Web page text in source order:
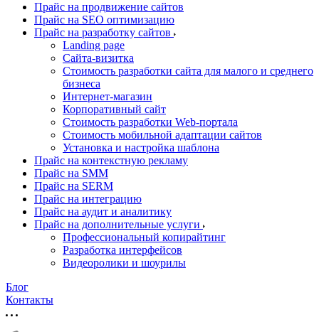
Прайс на продвижение сайтов
Прайс на SEO оптимизацию
Прайс на разработку сайтов
Landing page
Cайта-визитка
Стоимость разработки сайта для малого и среднего
бизнеса
Интернет-магазин
Корпоративный сайт
Стоимость разработки Web-портала
Стоимость мобильной адаптации сайтов
Установка и настройка шаблона
Прайс на контекстную рекламу
Прайс на SMM
Прайс на SERM
Прайс на интеграцию
Прайс на аудит и аналитику
Прайс на дополнительные услуги
Профессиональный копирайтинг
Разработка интерфейсов
Видеоролики и шоурилы
Блог
Контакты